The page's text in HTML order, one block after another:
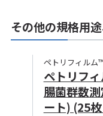
その他の規格用
ペトリフィルム
ペトリフ
腸菌群数
ート) (25